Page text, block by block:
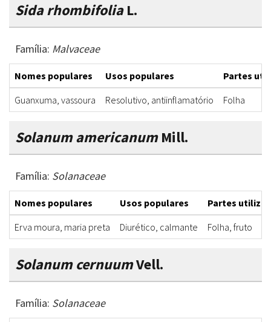
Sida rhombifoliaL.
Família: Malvaceae
Nomes populares Usos populares
Partes
Guanxuma, vassoura
Resolutivo, antiinflamatório Folha
Solanum americanumMill.
Família: Solanaceae
Nomes populares Usos populares
Partes
Erva moura, maria preta
Diurético, calmante Folha, fruto
Solanum cernuumVell.
Família: Solanaceae